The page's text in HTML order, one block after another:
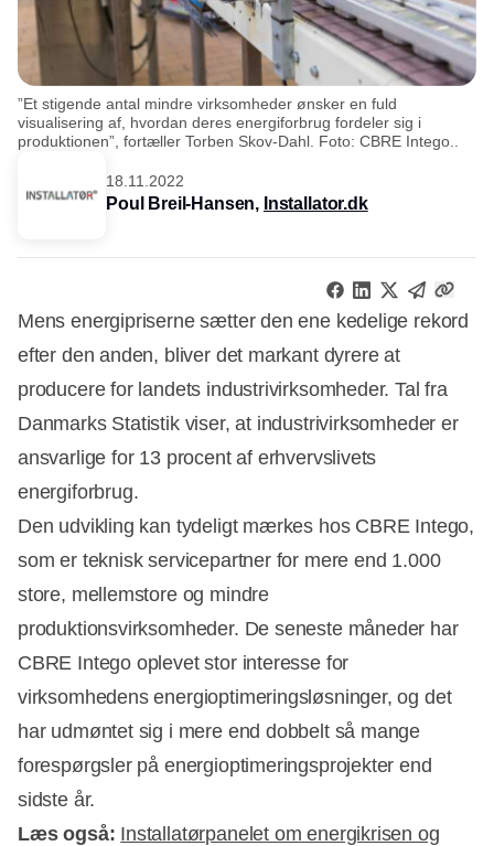
”Et stigende antal mindre virksomheder ønsker en fuld
visualisering af, hvordan deres energiforbrug fordeler sig i
produktionen”, fortæller Torben Skov-Dahl. Foto: CBRE Intego..
18.11.2022
Poul Breil-Hansen, Installator.dk
Mens energipriserne sætter den ene kedelige rekord
efter den anden, bliver det markant dyrere at
producere for landets industrivirksomheder. Tal fra
Danmarks Statistik viser, at industrivirksomheder er
ansvarlige for 13 procent af erhvervslivets
energiforbrug.
Den udvikling kan tydeligt mærkes hos CBRE Intego,
som er teknisk servicepartner for mere end 1.000
store, mellemstore og mindre
produktionsvirksomheder. De seneste måneder har
CBRE Intego oplevet stor interesse for
virksomhedens energioptimeringsløsninger, og det
har udmøntet sig i mere end dobbelt så mange
forespørgsler på energioptimeringsprojekter end
sidste år.
Læs også: Installatørpanelet om energikrisen og